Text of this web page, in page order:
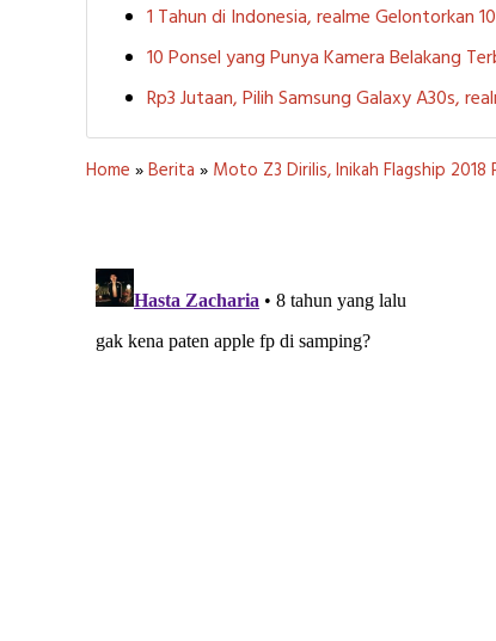
1 Tahun di Indonesia, realme Gelontorkan
10 Ponsel yang Punya Kamera Belakang
Rp3 Jutaan, Pilih Samsung Galaxy A30s,
Home »Berita » Moto Z3 Dirilis, Inikah Flagship 2018